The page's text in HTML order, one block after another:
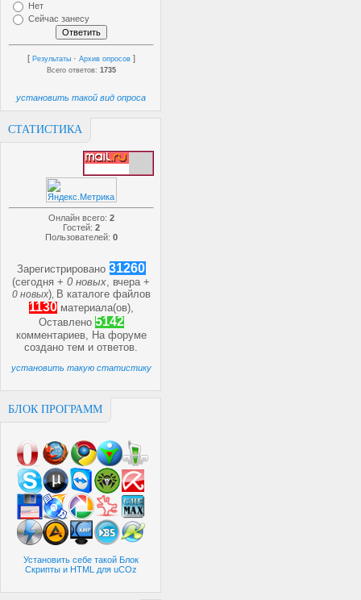
Нет
Сейчас занесу
[ Результаты · Архив опросов ]
Всего ответов: 1735
установить такой вид опроса
СТАТИСТИКА
Онлайн всего: 2
Гостей: 2
Пользователей: 0
Зарегистрировано 31260
(сегодня +0 новых, вчера +
0 новых) В каталоге файлов
1130 материала(ов),
Оставлено 5142
комментариев, На форуме
созданотем иответов.
установить такую статистику
БЛОК ПРОГРАММ
Установить себе такой Блок
Скрипты и HTML для uCOz